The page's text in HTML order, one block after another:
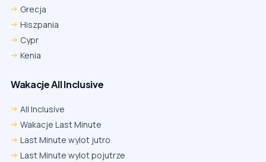
Grecja
Hiszpania
Cypr
Kenia
Wakacje All Inclusive
All Inclusive
Wakacje Last Minute
Last Minute wylot jutro
Last Minute wylot pojutrze